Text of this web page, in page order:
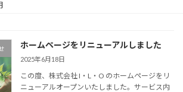
ホームページをリニューアルしました
2025年6月18日
この度、株式会社 I・L・O のホームページをリ
ニューアルオープンいたしました。サービス内